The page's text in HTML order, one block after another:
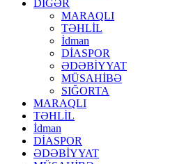
DİGƏR
MARAQLI
TƏHLİL
İdman
DİASPOR
ƏDƏBİYYAT
MÜSAHİBƏ
SIĞORTA
MARAQLI
TƏHLİL
İdman
DİASPOR
ƏDƏBİYYAT